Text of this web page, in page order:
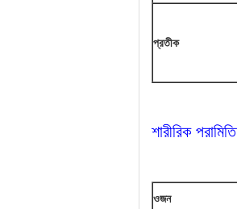
প্রতীক
শারীরিক পরামিতি
ওজন